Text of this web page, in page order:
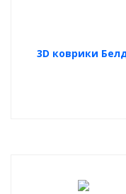
3D коврики